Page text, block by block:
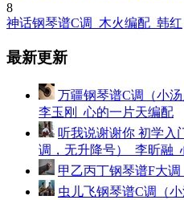
8
神话钢琴谱C调_木火编配_韩红
最新更新
万疆钢琴谱C调（小
李玉刚_心的一片天编配
听我说谢谢你 初学入
调，无升降号）_李昕融
甲乙丙丁钢琴谱F大
虫儿飞钢琴谱C调（